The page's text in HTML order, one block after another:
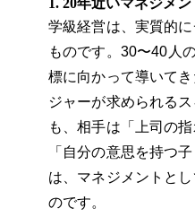
学級経営は、実質的
ものです。30〜40人
標に向かって導いて
ジャーが求められる
も、相手は「上司の
「自分の意思を持つ
は、マネジメントと
のです。